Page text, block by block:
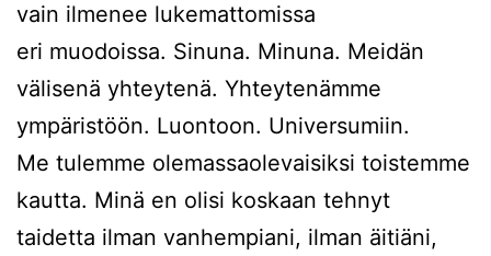
vain ilmenee lukemattomissa
eri muodoissa. Sinuna. Minuna. Meidän
välisenä yhteytenä. Yhteytenämme
ympäristöön. Luontoon. Universumiin.
Me tulemme olemassaolevaisiksi toistemme
kautta. Minä en olisi koskaan tehnyt
taidetta ilman vanhempiani, ilman äitiäni,